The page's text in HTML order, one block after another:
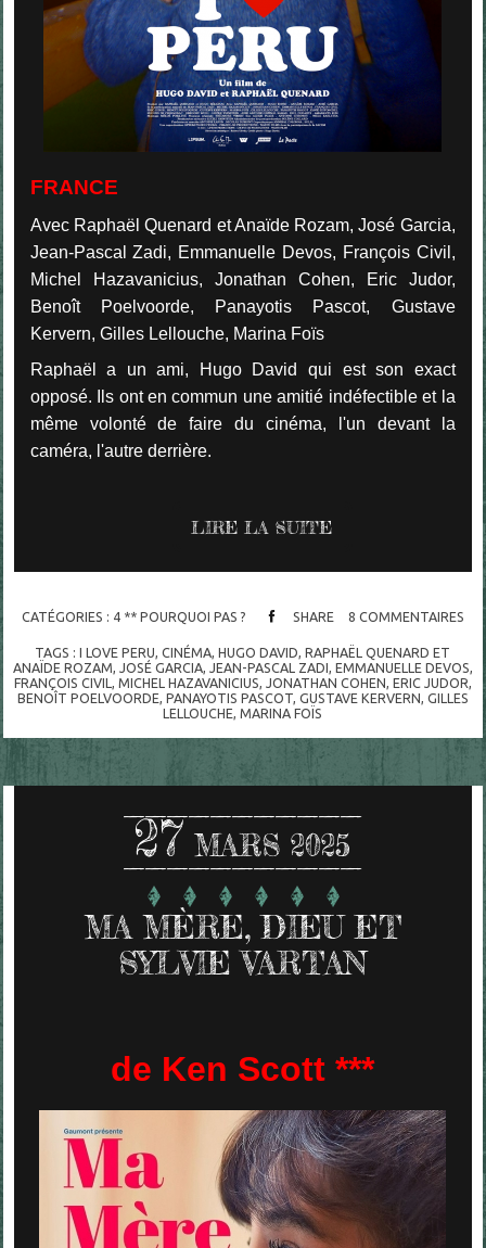
FRANCE
Avec Raphaël Quenard et Anaïde Rozam, José Garcia,
Jean-Pascal Zadi, Emmanuelle Devos, François Civil,
Michel Hazavanicius, Jonathan Cohen, Eric Judor,
Benoît Poelvoorde, Panayotis Pascot, Gustave
Kervern, Gilles Lellouche, Marina Foïs
Raphaël a un ami, Hugo David qui est son exact
opposé. Ils ont en commun une amitié indéfectible et la
même volonté de faire du cinéma, l'un devant la
caméra, l'autre derrière.
LIRE LA SUITE
CATÉGORIES : 4 ** POURQUOI PAS ? SHARE 8 COMMENTAIRES
TAGS :I LOVE PERU ,CINÉMA ,HUGO DAVID ,RAPHAËL QUENARD ET
ANAÏDE ROZAM
JOSÉ GARCIA, JEAN-PASCAL ZADI EMMANUELLE DEVOS
FRANÇOIS CIVIL
MICHEL HAZAVANICIUS JONATHAN COHEN ERIC JUDOR
BENOÎT POELVOORDE PANAYOTIS PASCOT, GUSTAVE KERVERN GILLES
LELLOUCHE ,MARINA FOÏS
27 MARS 2025
MA MÈRE, DIEU ET
SYLVIE VARTAN
de Ken Scott ***